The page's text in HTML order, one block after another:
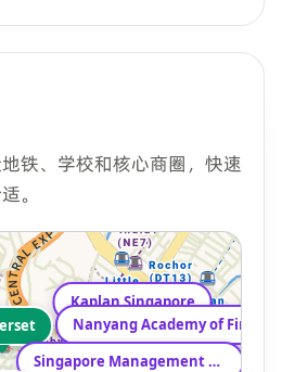
铁、学校和核心商圈，快速
。
Singapore Management University
Kaplan Singapore